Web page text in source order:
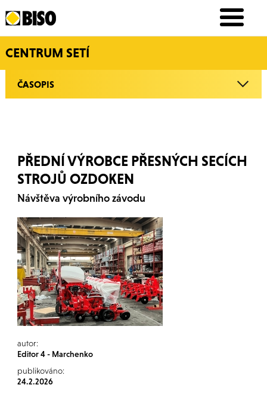
CENTRUM SETÍ
ČASOPIS
PŘEDNÍ VÝROBCE PŘESNÝCH SECÍCH
STROJŮ OZDOKEN
Návštěva výrobního závodu
autor:
Editor 4 - Marchenko
publikováno:
24.2.2026